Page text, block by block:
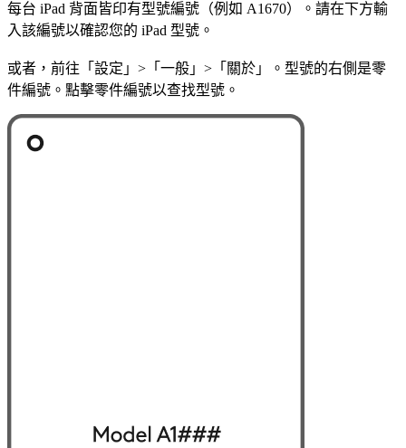
每台 iPad 背面皆印有型號編號（例如 A1670）。請在下方輸
入該編號以確認您的 iPad 型號。
或者，前往「設定」>「一般」>「關於」。型號的右側是零
件編號。點擊零件編號以查找型號。